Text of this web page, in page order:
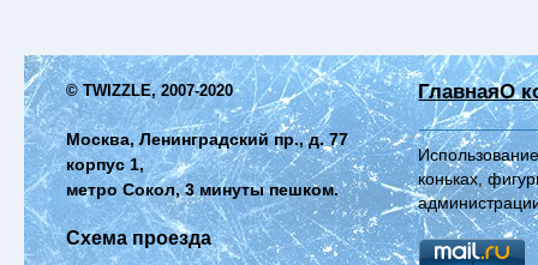
© TWIZZLE, 2007-2020
Москва, Ленинградский пр., д. 77
корпус 1,
метро Сокол, 3 минуты пешком.
Схема проезда
ГлавнаяО
коньках,